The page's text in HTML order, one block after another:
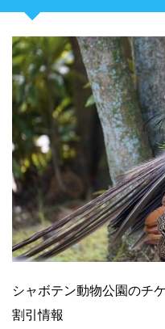
シャボテン動物公園のチ
割引情報